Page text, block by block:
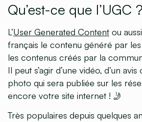
Qu’est-ce que l’UGC ?
L’User Generated Content ou
français le contenu généré par
les contenus créés par la
Il peut s’agir d’une vidéo, d’un
photo qui sera publiée sur les
encore votre site internet ! 🤳
Très populaires depuis quelques